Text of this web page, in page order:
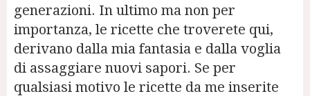
generazioni. In ultimo ma non per
importanza, le ricette che troverete qui,
derivano dalla mia fantasia e dalla voglia
di assaggiare nuovi sapori. Se per
qualsiasi motivo le ricette da me inserite